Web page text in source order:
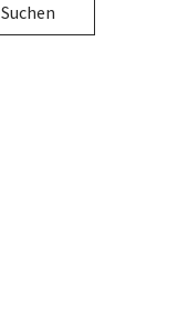
Suchen